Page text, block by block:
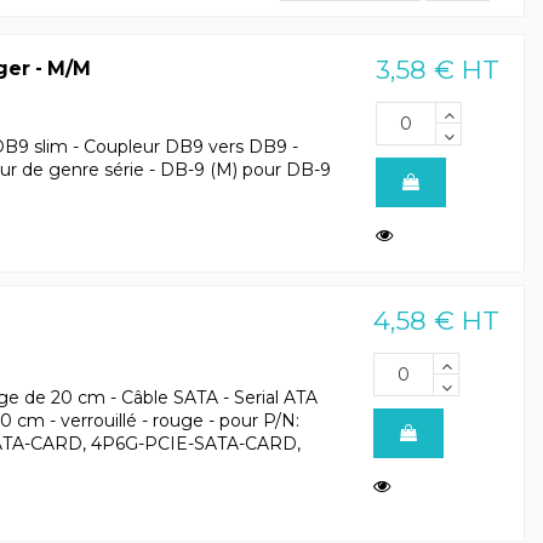
- M/M
slim - Coupleur DB9 vers DB9 -
de genre série - DB-9 (M) pour DB-9
3,58 € HT
de 20 cm - Câble SATA - Serial ATA
cm - verrouillé - rouge - pour P/N:
CARD, 4P6G-PCIE-SATA-CARD,
4,58 € HT